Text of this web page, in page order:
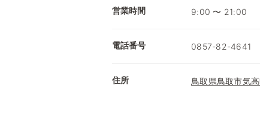
営業時間 9:00 〜 21:00
電話番号 0857-82-4641
住所 鳥取県鳥取市気